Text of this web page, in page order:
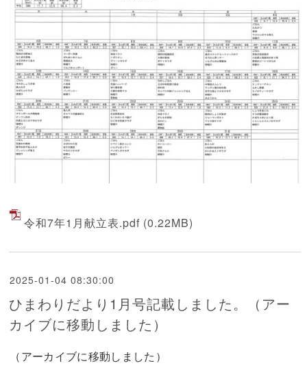
令和7年1月献立表.pdf (0.22MB)
2025-01-04 08:30:00
ひまわりだより1月号記載しました。（アー
カイブに移動しました）
（アーカイブに移動しました）